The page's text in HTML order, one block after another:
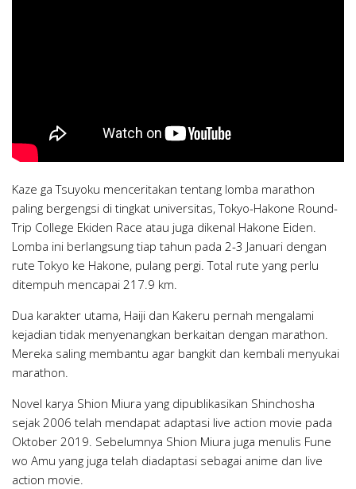
Kaze ga Tsuyoku menceritakan tentang lomba marathon
paling bergengsi di tingkat universitas, Tokyo-Hakone Round-
Trip College Ekiden Race atau juga dikenal Hakone Eiden.
Lomba ini berlangsung tiap tahun pada 2-3 Januari dengan
rute Tokyo ke Hakone, pulang pergi. Total rute yang perlu
ditempuh mencapai 217.9 km.
Dua karakter utama, Haiji dan Kakeru pernah mengalami
kejadian tidak menyenangkan berkaitan dengan marathon.
Mereka saling membantu agar bangkit dan kembali menyukai
marathon.
Novel karya Shion Miura yang dipublikasikan Shinchosha
sejak 2006 telah mendapat adaptasi live action movie pada
Oktober 2019. Sebelumnya Shion Miura juga menulis Fune
wo Amu yang juga telah diadaptasi sebagai anime dan live
action movie.